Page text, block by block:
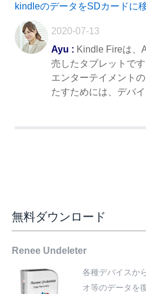
kindleのデータをSDカードに
2020-07-13
Ayu : Kindle Fireは、
売したタブレットで
エンターテイメント
たすためには、デバ
無料ダウンロード
Renee Undeleter
各種デバイスか
オ等のデータを